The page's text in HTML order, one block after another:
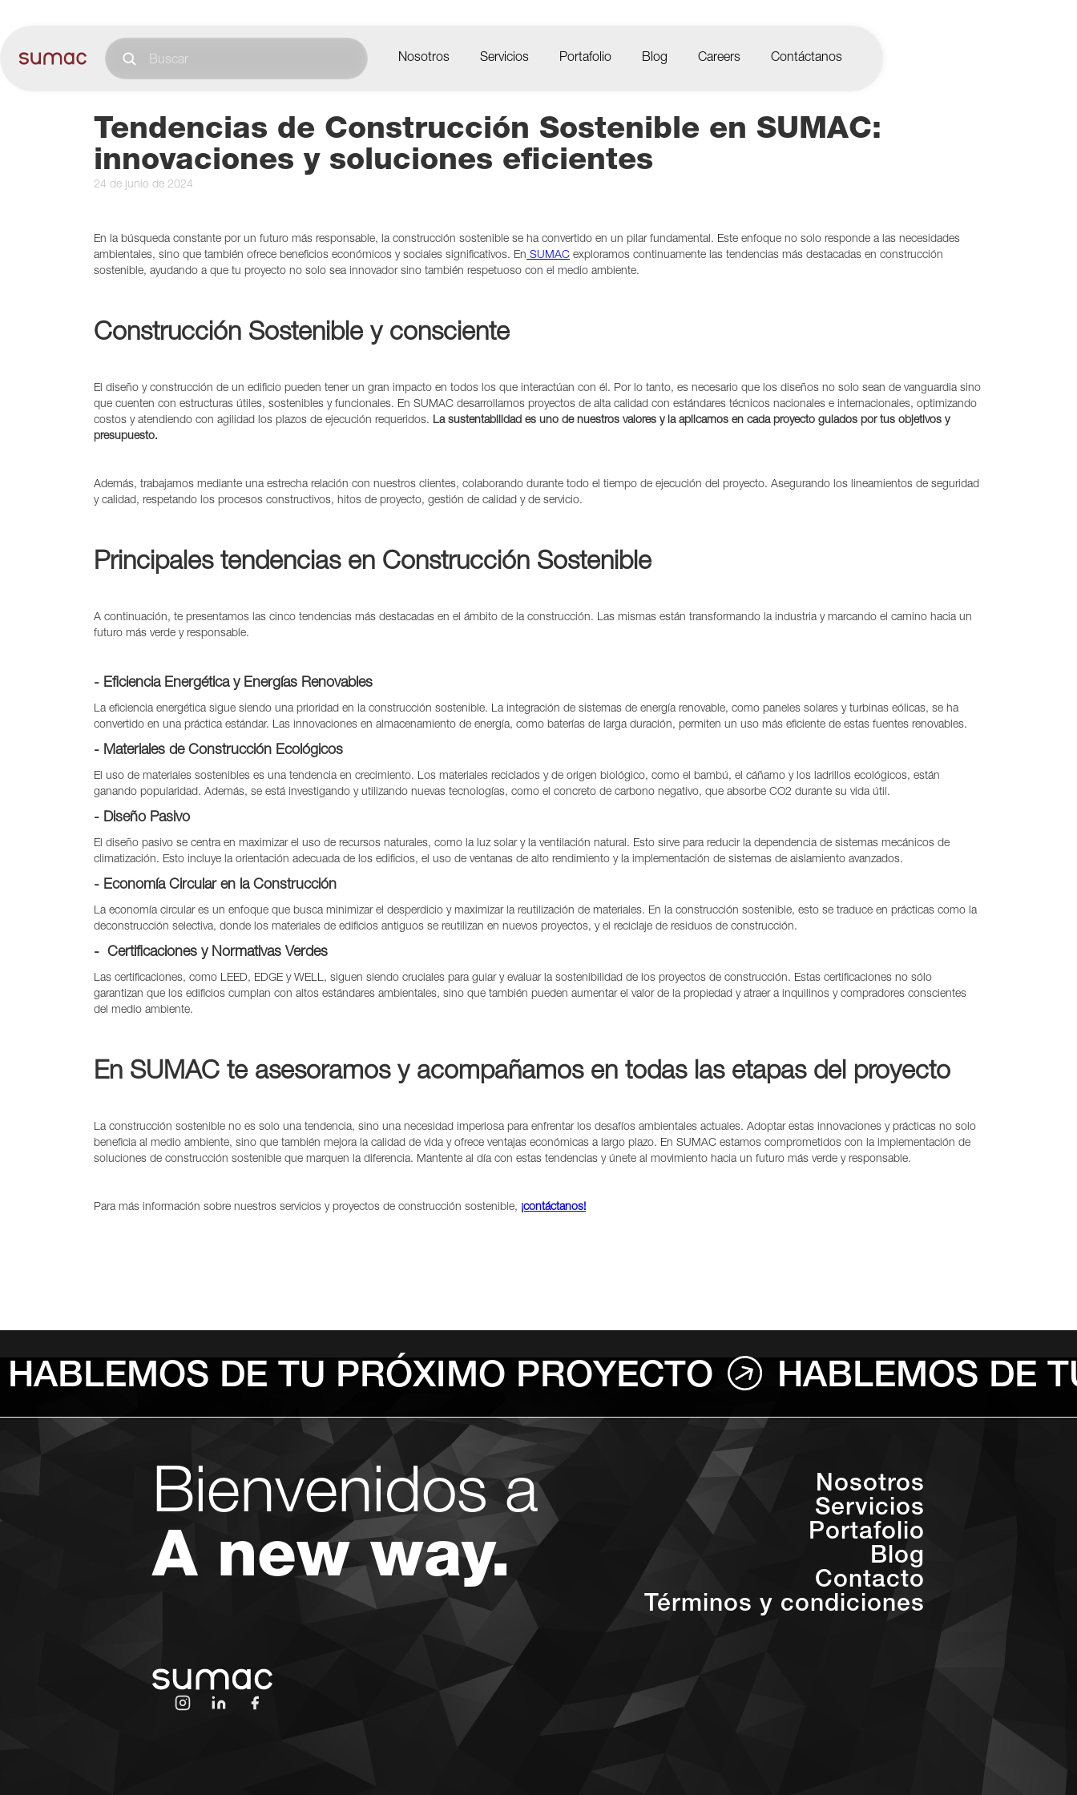
Nosotros Servicios Portafolio Blog Careers Contáctanos
Tendencias de Construcción Sostenible en SUMAC:
innovaciones y soluciones eficientes
24 de junio de 2024
En la búsqueda constante por un futuro más responsable, la construcción sostenible se ha convertido en un pilar fundamental. Este enfoque no solo responde a las necesidades
ambientales, sino que también ofrece beneficios económicos y sociales significativos. En SUMAC exploramos continuamente las tendencias más destacadas en construcción
sostenible, ayudando a que tu proyecto no solo sea innovador sino también respetuoso con el medio ambiente.
Construcción Sostenible y consciente
El diseño y construcción de un edificio pueden tener un gran impacto en todos los que interactúan con él. Por lo tanto, es necesario que los diseños no solo sean de vanguardia sino
que cuenten con estructuras útiles, sostenibles y funcionales. En SUMAC desarrollamos proyectos de alta calidad con estándares técnicos nacionales e internacionales, optimizando
costos y atendiendo con agilidad los plazos de ejecución requeridos. La sustentabilidad es uno de nuestros valores y la aplicamos en cada proyecto guiados por tus objetivos y
presupuesto.
Además, trabajamos mediante una estrecha relación con nuestros clientes, colaborando durante todo el tiempo de ejecución del proyecto. Asegurando los lineamientos de seguridad
y calidad, respetando los procesos constructivos, hitos de proyecto, gestión de calidad y de servicio.
Principales tendencias en Construcción Sostenible
A continuación, te presentamos las cinco tendencias más destacadas en el ámbito de la construcción. Las mismas están transformando la industria y marcando el camino hacia un
futuro más verde y responsable.
- Eficiencia Energética y Energías Renovables
La eficiencia energética sigue siendo una prioridad en la construcción sostenible. La integración de sistemas de energía renovable, como paneles solares y turbinas eólicas, se ha
convertido en una práctica estándar. Las innovaciones en almacenamiento de energía, como baterías de larga duración, permiten un uso más eficiente de estas fuentes renovables.
- Materiales de Construcción Ecológicos
El uso de materiales sostenibles es una tendencia en crecimiento. Los materiales reciclados y de origen biológico, como el bambú, el cáñamo y los ladrillos ecológicos, están
ganando popularidad. Además, se está investigando y utilizando nuevas tecnologías, como el concreto de carbono negativo, que absorbe CO2 durante su vida útil.
- Diseño Pasivo
El diseño pasivo se centra en maximizar el uso de recursos naturales, como la luz solar y la ventilación natural. Esto sirve para reducir la dependencia de sistemas mecánicos de
climatización. Esto incluye la orientación adecuada de los edificios, el uso de ventanas de alto rendimiento y la implementación de sistemas de aislamiento avanzados.
- Economía Circular en la Construcción
La economía circular es un enfoque que busca minimizar el desperdicio y maximizar la reutilización de materiales. En la construcción sostenible, esto se traduce en prácticas como la
deconstrucción selectiva, donde los materiales de edificios antiguos se reutilizan en nuevos proyectos, y el reciclaje de residuos de construcción.
- Certificaciones y Normativas Verdes
Las certificaciones, como LEED, EDGE y WELL, siguen siendo cruciales para guiar y evaluar la sostenibilidad de los proyectos de construcción. Estas certificaciones no sólo
garantizan que los edificios cumplan con altos estándares ambientales, sino que también pueden aumentar el valor de la propiedad y atraer a inquilinos y compradores conscientes
del medio ambiente.
En SUMAC te asesoramos y acompañamos en todas las etapas del proyecto
La construcción sostenible no es solo una tendencia, sino una necesidad imperiosa para enfrentar los desafíos ambientales actuales. Adoptar estas innovaciones y prácticas no solo
beneficia al medio ambiente, sino que también mejora la calidad de vida y ofrece ventajas económicas a largo plazo. En SUMAC estamos comprometidos con la implementación de
soluciones de construcción sostenible que marquen la diferencia. Mantente al día con estas tendencias y únete al movimiento hacia un futuro más verde y responsable.
Para más información sobre nuestros servicios y proyectos de construcción sostenible, ¡contáctanos!
HABLEMOS DE TU PRÓXIMO PROYECTO HABLEMOS DE
Bienvenidos a
A new way.
Nosotros
Servicios
Portafolio
Blog
Contacto
Términos y condiciones